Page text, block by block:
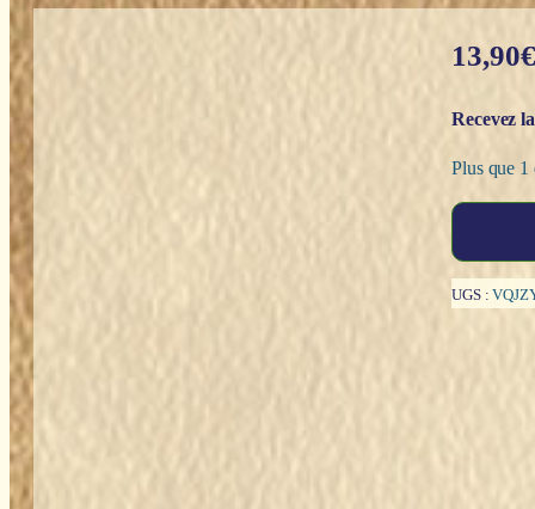
13,90€
Recevez
Plus que 1
petit
oracle
UGS :